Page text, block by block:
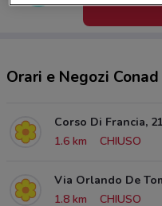
Orari e Negozi Conad
Corso Di Francia,
1.6 km
CHIUSO
Via Orlando De
1.8 km
CHIUSO